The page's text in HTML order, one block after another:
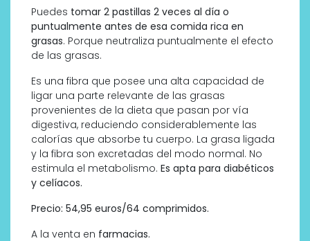
Puedes tomar 2 pastillas 2 veces al día o
puntualmente antes de esa comida rica en
grasas. Porque neutraliza puntualmente el efecto
de las grasas.
Es una fibra que posee una alta capacidad de
ligar una parte relevante de las grasas
provenientes de la dieta que pasan por vía
digestiva, reduciendo considerablemente las
calorías que absorbe tu cuerpo. La grasa ligada
y la fibra son excretadas del modo normal. No
estimula el metabolismo. Es apta para diabéticos
y celíacos.
Precio: 54,95 euros/64 comprimidos.
A la venta en farmacias.